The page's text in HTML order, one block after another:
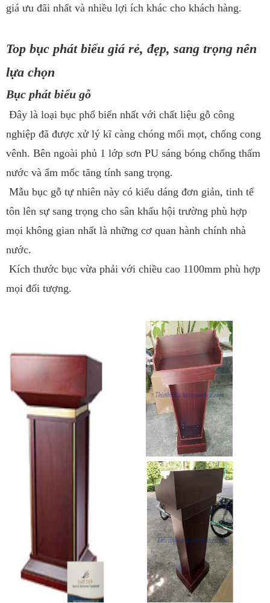
giá ưu đãi nhất và nhiều lợi ích khác cho khách hàng.
Top bục phát biểu giá rẻ, đẹp, sang trọng nên
lựa chọn
Bục phát biểu gỗ
Đây là loại bục phổ biến nhất với chất liệu gỗ công
nghiệp đã được xử lý kĩ càng chóng mối mọt, chống cong
vênh. Bên ngoài phủ 1 lớp sơn PU sáng bóng chống thấm
nước và ẩm mốc tăng tính sang trọng.
Mẫu bục gỗ tự nhiên này có kiểu dáng đơn giản, tinh tế
tôn lên sự sang trọng cho sân khấu hội trường phù hợp
mọi không gian nhất là những cơ quan hành chính nhà
nước.
Kích thước bục vừa phải với chiều cao 1100mm phù hợp
mọi đối tượng.